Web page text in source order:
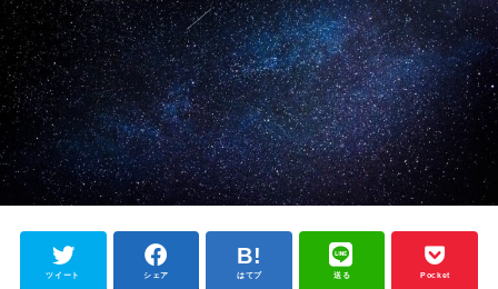
ツイート シェア はてブ 送る Pocket